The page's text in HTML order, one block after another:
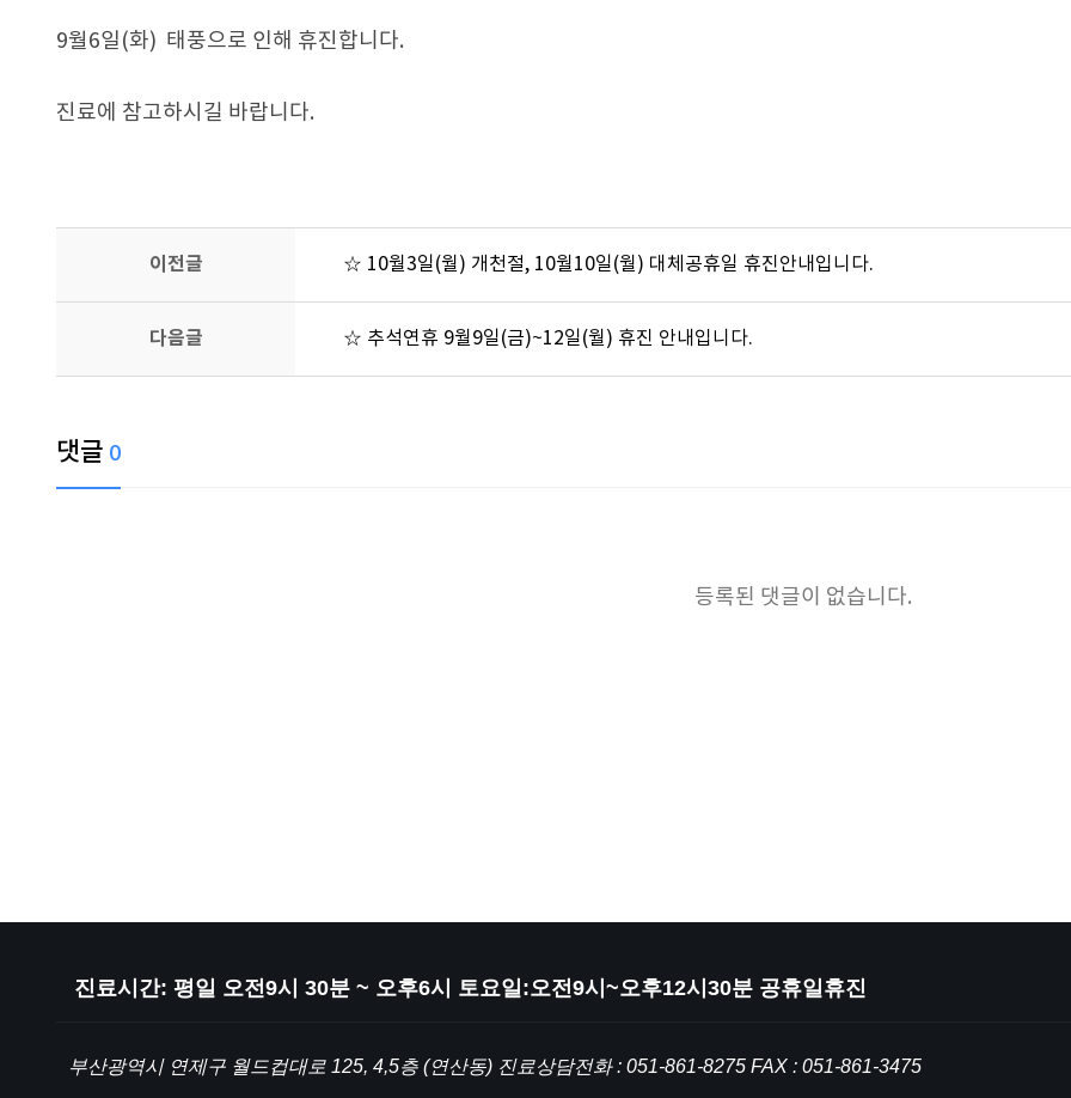
9월6일(화) 태풍으로 인해 휴진합니다.
진료에 참고하시길 바랍니다.
이전글 ☆ 10월3일(월) 개천절, 10월10일(월) 대체공휴일 휴진안내입니다.
다음글 ☆ 추석연휴 9월9일(금)~12일(월) 휴진 안내입니다.
댓글 0
등록된 댓글이 없습니다.
진료시간: 평일 오전9시 30분 ~ 오후6시 토요일:오전9시~오후12시30분 공휴일휴진
부산광역시 연제구 월드컵대로 125, 4,5층 (연산동) 진료상담전화 : 051-861-8275 FAX : 051-861-3475